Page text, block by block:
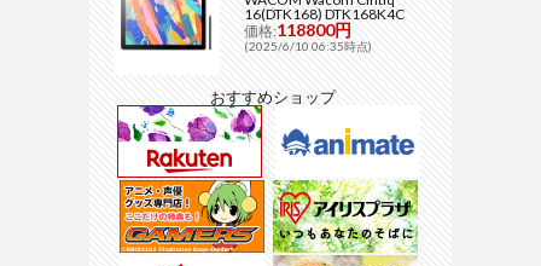
16(DTK168) DTK168K4C
価格:118800円
(2025/6/10 06:35時点)
おすすめショップ